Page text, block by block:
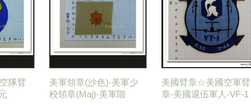
隊臂
美軍領章(沙色)-美軍少
校領章(Maj)-美軍階
美國臂章☆美國空軍臂
章-美國退伍軍人-VF-1